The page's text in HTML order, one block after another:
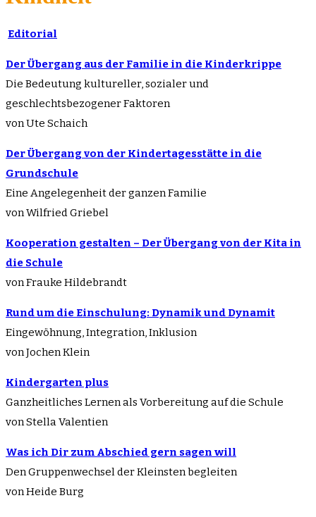
Editorial
Der Übergang aus der Familie in die Kinderkrippe
Die Bedeutung kultureller, sozialer und
geschlechtsbezogener Faktoren
von Ute Schaich
Der Übergang von der Kindertagesstätte in die
Grundschule
Eine Angelegenheit der ganzen Familie
von Wilfried Griebel
Kooperation gestalten – Der Übergang von der Kita in
die Schule
von Frauke Hildebrandt
Rund um die Einschulung: Dynamik und Dynamit
Eingewöhnung, Integration, Inklusion
von Jochen Klein
Kindergarten plus
Ganzheitliches Lernen als Vorbereitung auf die Schule
von Stella Valentien
Was ich Dir zum Abschied gern sagen will
Den Gruppenwechsel der Kleinsten begleiten
von Heide Burg